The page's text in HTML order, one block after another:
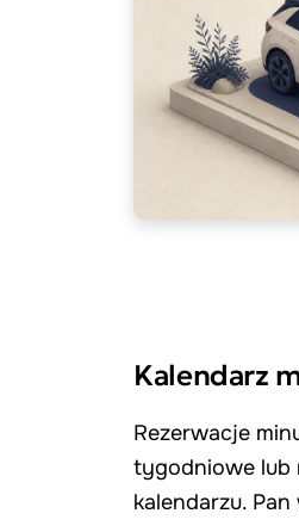
Kalendarz
Rezerwacje
tygodniowe lub
kalendarzu.